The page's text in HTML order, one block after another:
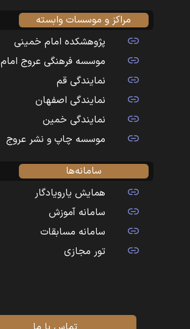
مراکز و موسسات وابسته
پژوهشکده امام خمینی
موسسه فرهنگی عروج امام
نمایندگی قم
نمایندگی اصفهان
نمایندگی خمین
موسسه چاپ و نشر عروج
سامانه‌ها
همایش یارویادگار
سامانه آموزش
سامانه مسابقات
تور مجازی